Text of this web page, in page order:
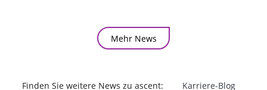
Mehr News
Finden Sie weitere News zu ascent:
Karriere-Blog